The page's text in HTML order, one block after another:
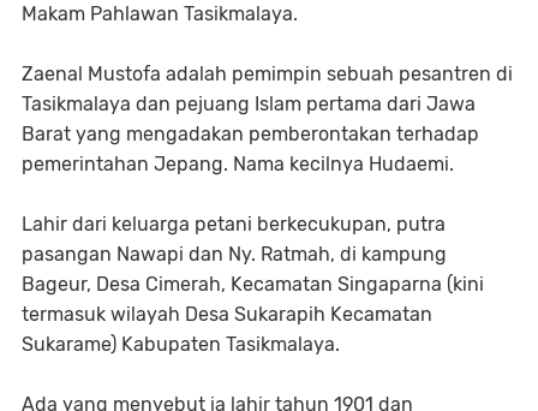
Makam Pahlawan Tasikmalaya.
Zaenal Mustofa adalah pemimpin sebuah pesantren di
Tasikmalaya dan pejuang Islam pertama dari Jawa
Barat yang mengadakan pemberontakan terhadap
pemerintahan Jepang. Nama kecilnya Hudaemi.
Lahir dari keluarga petani berkecukupan, putra
pasangan Nawapi dan Ny. Ratmah, di kampung
Bageur, Desa Cimerah, Kecamatan Singaparna (kini
termasuk wilayah Desa Sukarapih Kecamatan
Sukarame) Kabupaten Tasikmalaya.
Ada yang menyebut ia lahir tahun 1901 dan